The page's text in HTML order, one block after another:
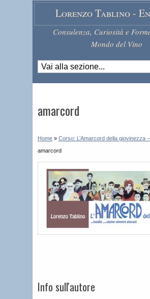
Lorenzo Tablino -
Consulenza, Curiosità e
Mondo del Vino
amarcord
Home » Corso: L’Amarcord della giovinezza
amarcord
Info sull'autore